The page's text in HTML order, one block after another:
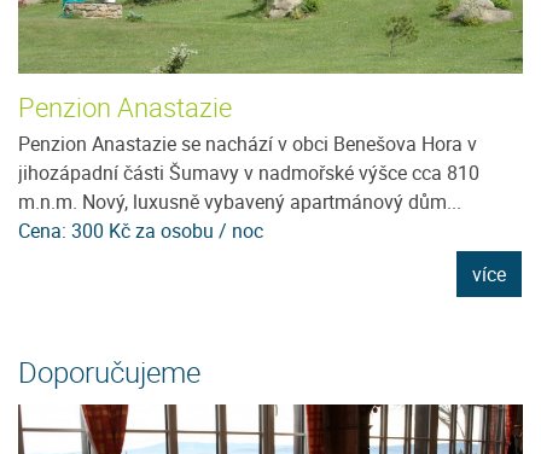
Penzion Anastazie
Penzion Anastazie se nachází v obci Benešova Hora v
jihozápadní části Šumavy v nadmořské výšce cca 810
m.n.m. Nový, luxusně vybavený apartmánový dům...
Cena: 300 Kč za osobu / noc
více
Doporučujeme